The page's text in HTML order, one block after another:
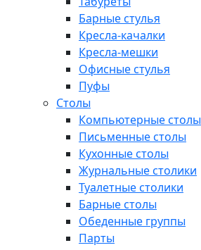
Барные стулья
Кресла-качалки
Кресла-мешки
Офисные стулья
Пуфы
Столы
Компьютерные столы
Письменные столы
Кухонные столы
Журнальные столики
Туалетные столики
Барные столы
Обеденные группы
Парты